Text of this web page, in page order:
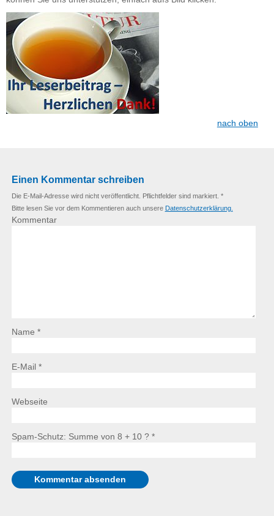
nach oben
Einen Kommentar schreiben
Die E-Mail-Adresse wird nicht veröffentlicht. Pflichtfelder sind markiert. *
Bitte lesen Sie vor dem Kommentieren auch unsere Datenschutzerklärung.
Kommentar
Name *
E-Mail *
Webseite
Spam-Schutz: Summe von 8 + 10 ? *